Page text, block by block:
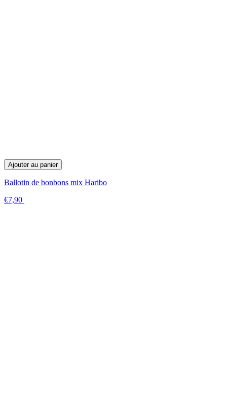
Ajouter au panier
Ballotin de bonbons mix Haribo
€7,90